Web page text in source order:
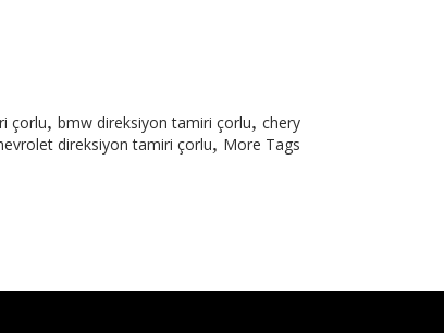
çorlu, bmw direksiyon tamiri çorlu, chery
direksiyon tamiri çorlu, More Tags